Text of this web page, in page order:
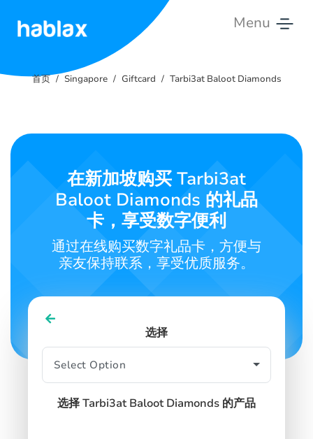
Menu
服
中文
SIGN INSIGN UP
首页 Singapore Giftcard Tarbi3at Baloot Diamonds
在新加坡购买 Tarbi3at
Baloot Diamonds 的礼品
卡，享受数字便利
通过在线购买数字礼品卡，方便与
亲友保持联系，享受优质服务。
选择
选择 Tarbi3at Baloot Diamonds 的产品